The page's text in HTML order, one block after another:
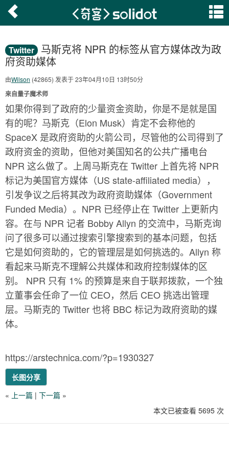
Twitter
马斯克将 NPR 的标签从官方媒体改为政
府资助媒体
由Wilson (42865) 发表于 23年04月10日 13时50分
来自量子魔术师
如果你得到了政府的少量资金资助，你是不是就是国
有的呢？马斯克（Elon Musk）肯定不会称他的
SpaceX 是政府资助的火箭公司，尽管他的公司得到了
政府资金的资助，但他对美国知名的公共广播电台
NPR 这么做了。上周马斯克在 Twitter 上首先将 NPR
标记为美国官方媒体（US state-affiliated media），
引发争议之后将其改为政府资助媒体（Government
Funded Media）。NPR 已经停止在 Twitter 上更新内
容。在与 NPR 记者 Bobby Allyn 的交流中，马斯克询
问了很多可以通过搜索引擎搜索到的基本问题，包括
它是如何资助的，它的管理层是如何挑选的。Allyn 称
看起来马斯克不理解公共媒体和政府控制媒体的区
别。 NPR 只有 1% 的预算是来自于联邦拨款，一个独
立董事会任命了一位 CEO，然后 CEO 挑选出管理
层。马斯克的 Twitter 也将 BBC 标记为政府资助的媒
体。
https://arstechnica.com/?p=1930327
长图分享
« 上一篇 | 下一篇 »
本文已被查看 5695 次